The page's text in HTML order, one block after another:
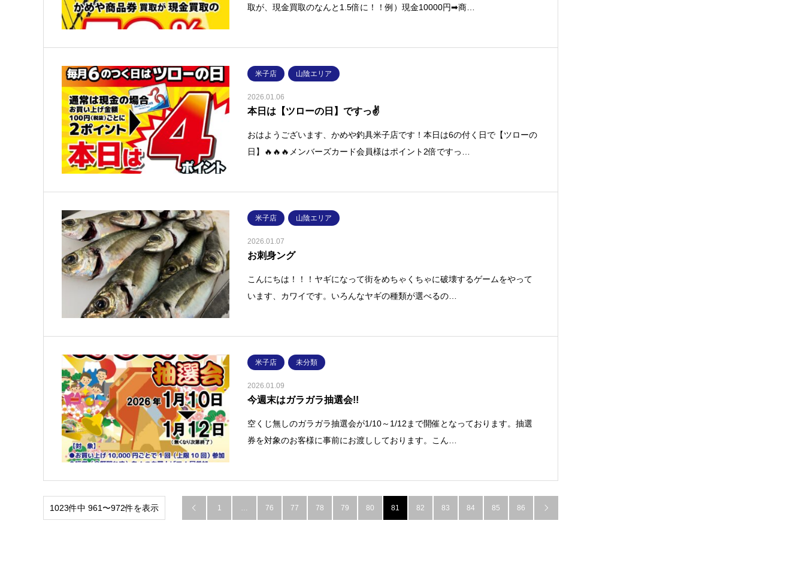
取が、現金買取のなんと1.5倍に！！例）現金10000円➡商…
米子店 山陰エリア
2026.01.06
本日は【ツローの日】ですっ✌
おはようございます、かめや釣具米子店です！本日は6の付く日で【ツローの
日】🔥🔥🔥メンバーズカード会員様はポイント2倍ですっ…
米子店 山陰エリア
2026.01.07
お刺身ング
こんにちは！！！ヤギになって街をめちゃくちゃに破壊するゲームをやって
います、カワイです。いろんなヤギの種類が選べるの…
米子店 未分類
2026.01.09
今週末はガラガラ抽選会!!
空くじ無しのガラガラ抽選会が1/10～1/12まで開催となっております。抽選
券を対象のお客様に事前にお渡ししております。こん…
1023件中 961〜972件を表示  1 … 76 77 78 79 80 81 82 83 84 85 86 